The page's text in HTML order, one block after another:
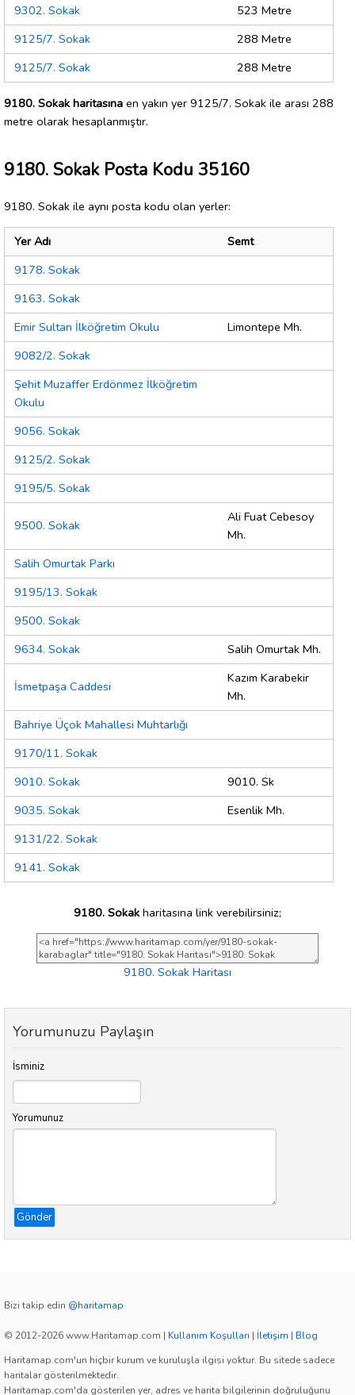
9302. Sokak
523 Metre
9125/7. Sokak
288 Metre
9125/7. Sokak
288 Metre
9180. Sokak haritasına en yakın yer 9125/7. Sokak ile arası 288
metre olarak hesaplanmıştır.
9180. Sokak Posta Kodu 35160
9180. Sokak ile aynı posta kodu olan yerler:
Yer Adı
Semt
9178. Sokak
9163. Sokak
Emir Sultan İlköğretim Okulu
Limontepe Mh.
9082/2. Sokak
Şehit Muzaffer Erdönmez İlköğretim
Okulu
9056. Sokak
9125/2. Sokak
9195/5. Sokak
9500. Sokak
Ali Fuat Cebesoy
Mh.
Salih Omurtak Parkı
9195/13. Sokak
9500. Sokak
9634. Sokak
Salih Omurtak Mh.
İsmetpaşa Caddesi
Kazım Karabekir
Mh.
Bahriye Üçok Mahallesi Muhtarlığı
9170/11. Sokak
9010. Sokak
9010. Sk
9035. Sokak
Esenlik Mh.
9131/22. Sokak
9141. Sokak
9180. Sokak haritasına link verebilirsiniz;
9180. Sokak Haritası
Yorumunuzu Paylaşın
İsminiz
Yorumunuz
Gönder
Bizi takip edin @haritamap
© 2012-2026 www.Haritamap.com | Kullanım Koşulları | İletişim | Blog
Haritamap.com'un hiçbir kurum ve kuruluşla ilgisi yoktur. Bu sitede sadece
haritalar gösterilmektedir.
Haritamap.com'da gösterilen yer, adres ve harita bilgilerinin doğruluğunu